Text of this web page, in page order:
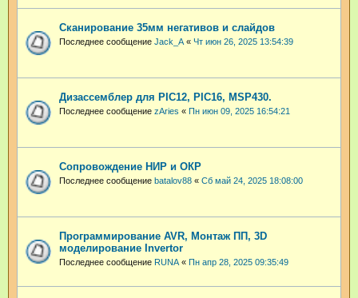
Сканирование 35мм негативов и слайдов
Последнее сообщение Jack_A « Чт июн 26, 2025 13:54:39
Дизассемблер для PIC12, PIC16, MSP430.
Последнее сообщение zAries « Пн июн 09, 2025 16:54:21
Сопровождение НИР и ОКР
Последнее сообщение batalov88 « Сб май 24, 2025 18:08:00
Программирование AVR, Монтаж ПП, 3D
моделирование Invertor
Последнее сообщение RUNA « Пн апр 28, 2025 09:35:49